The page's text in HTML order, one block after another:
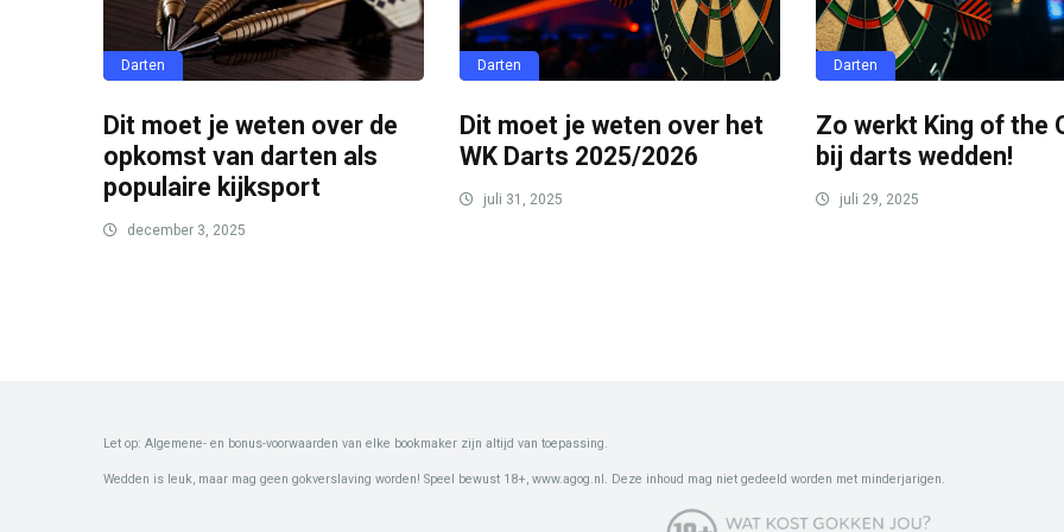
Darten
Dit moet je weten over de
opkomst van darten als
populaire kijksport
december 3, 2025
Darten
Dit moet je weten over het
WK Darts 2025/2026
juli 31, 2025
Darten
Zo werkt King of the
bij darts wedden!
juli 29, 2025
Let op: Algemene- en bonus-voorwaarden van elke bookmaker zijn altijd van toepassing.
Wedden is leuk, maar mag geen gokverslaving worden! Speel bewust 18+, www.agog.nl. Deze inhoud mag niet gedeeld worden met minderjarigen.